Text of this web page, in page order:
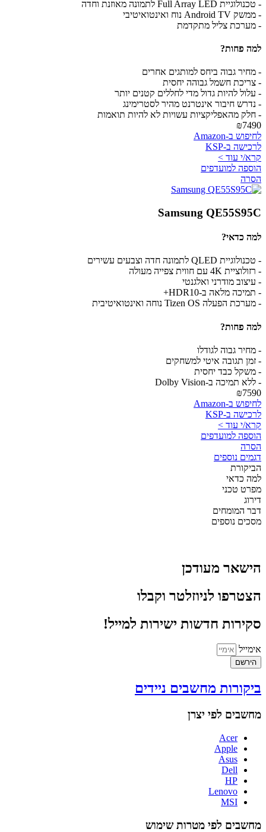
- טכנולוגיית Full Array LED לתמונה מאוזנת וחדה
- ממשק Android TV נוח ואינטואיטיבי
- מערכת צליל מתקדמת
למה פחות?
- מחיר גבוה ביחס למותגים אחרים
- צריכת חשמל גבוהה יחסית
- עלול להיות גדול מדי לחללים קטנים יותר
- נדרש חיבור אינטרנט מהיר לסטרימינג
- חלק מהאפליקציות עשויות לא להיות תואמות
₪7490
לחיפוש ב-Amazon
לרכישה ב-KSP
קרא/י עוד >
הוספה למועדפים
הסרה
Samsung QE55S95C
למה כדאי?
- טכנולוגיית QLED לתמונה חדה וצבעים עשירים
- רזולוציית 4K עם חווית צפייה מעולה
- עיצוב מודרני ואלגנטי
- תמיכה מלאה ב-HDR10+
- מערכת הפעלה Tizen OS נוחה ואינטואיטיבית
למה פחות?
- מחיר גבוה לגודלו
- זמן תגובה איטי למשחקים
- משקל כבד יחסית
- ללא תמיכה ב-Dolby Vision
₪7590
לחיפוש ב-Amazon
לרכישה ב-KSP
קרא/י עוד >
הוספה למועדפים
הסרה
דגמים נוספים
הביקורת
למה כדאי
מפרט טכני
דירוג
דבר המומחים
מסכים נוספים
הישאר מעודכן
הצטרפו לניוזלטר וקבלו
סקירות חדשות ישירות למייל!
אימייל
הירשם
ביקורות מחשבים ניידים
מחשבים לפי יצרן
Acer
Apple
Asus
Dell
HP
Lenovo
MSI
מחשבים לפי מטרות שימוש